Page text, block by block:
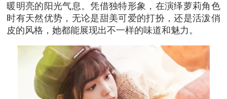
暖明亮的阳光气息。凭借独特形象，在演绎萝莉角色
时有天然优势，无论是甜美可爱的打扮，还是活泼俏
皮的风格，她都能展现出不一样的味道和魅力。